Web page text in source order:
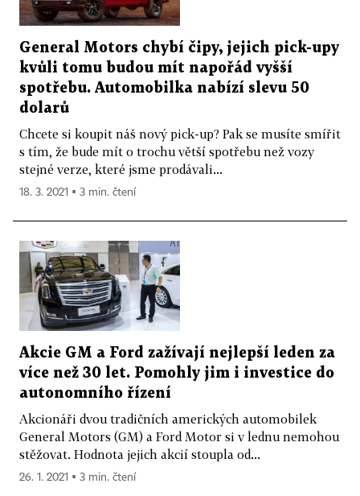
General Motors chybí čipy, jejich pick-upy
kvůli tomu budou mít napořád vyšší
spotřebu. Automobilka nabízí slevu 50
dolarů
Chcete si koupit náš nový pick-up? Pak se musíte smířit
s tím, že bude mít o trochu větší spotřebu než vozy
stejné verze, které jsme prodávali...
18. 3. 2021 ▪ 3 min. čtení
Akcie GM a Ford zažívají nejlepší leden za
více než 30 let. Pomohly jim i investice do
autonomního řízení
Akcionáři dvou tradičních amerických automobilek
General Motors (GM) a Ford Motor si v lednu nemohou
stěžovat. Hodnota jejich akcií stoupla od...
26. 1. 2021 ▪ 3 min. čtení